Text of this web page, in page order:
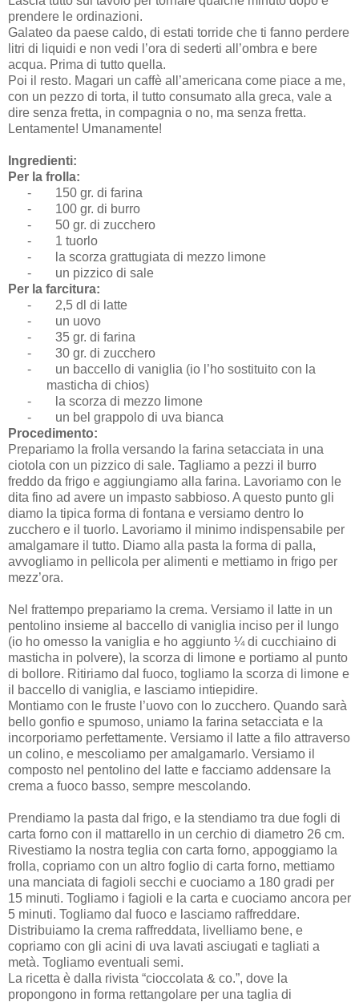
prendere le ordinazioni.
Galateo da paese caldo, di estati torride che ti fanno perdere
litri di liquidi e non vedi l’ora di sederti all’ombra e bere
acqua. Prima di tutto quella.
Poi il resto. Magari un caffè all’americana come piace a me,
con un pezzo di torta, il tutto consumato alla greca, vale a
dire senza fretta, in compagnia o no, ma senza fretta.
Lentamente! Umanamente!
Ingredienti:
Per la frolla:
-
150 gr. di farina
-
100 gr. di burro
-
50 gr. di zucchero
-
1 tuorlo
-
la scorza grattugiata di mezzo limone
-
un pizzico di sale
Per la farcitura:
-
2,5 dl di latte
-
un uovo
-
35 gr. di farina
-
30 gr. di zucchero
-
un baccello di vaniglia (io l’ho sostituito con la
masticha di chios)
-
la scorza di mezzo limone
-
un bel grappolo di uva bianca
Procedimento:
Prepariamo la frolla versando la farina setacciata in una
ciotola con un pizzico di sale. Tagliamo a pezzi il burro
freddo da frigo e aggiungiamo alla farina. Lavoriamo con le
dita fino ad avere un impasto sabbioso. A questo punto gli
diamo la tipica forma di fontana e versiamo dentro lo
zucchero e il tuorlo. Lavoriamo il minimo indispensabile per
amalgamare il tutto. Diamo alla pasta la forma di palla,
avvogliamo in pellicola per alimenti e mettiamo in frigo per
mezz’ora.
Nel frattempo prepariamo la crema. Versiamo il latte in un
pentolino insieme al baccello di vaniglia inciso per il lungo
(io ho omesso la vaniglia e ho aggiunto ¼ di cucchiaino di
masticha in polvere), la scorza di limone e portiamo al punto
di bollore. Ritiriamo dal fuoco, togliamo la scorza di limone e
il baccello di vaniglia, e lasciamo intiepidire.
Montiamo con le fruste l’uovo con lo zucchero. Quando sarà
bello gonfio e spumoso, uniamo la farina setacciata e la
incorporiamo perfettamente. Versiamo il latte a filo attraverso
un colino, e mescoliamo per amalgamarlo. Versiamo il
composto nel pentolino del latte e facciamo addensare la
crema a fuoco basso, sempre mescolando.
Prendiamo la pasta dal frigo, e la stendiamo tra due fogli di
carta forno con il mattarello in un cerchio di diametro 26 cm.
Rivestiamo la nostra teglia con carta forno, appoggiamo la
frolla, copriamo con un altro foglio di carta forno, mettiamo
una manciata di fagioli secchi e cuociamo a 180 gradi per
15 minuti. Togliamo i fagioli e la carta e cuociamo ancora per
5 minuti. Togliamo dal fuoco e lasciamo raffreddare.
Distribuiamo la crema raffreddata, livelliamo bene, e
copriamo con gli acini di uva lavati asciugati e tagliati a
metà. Togliamo eventuali semi.
La ricetta è dalla rivista “cioccolata & co.”, dove la
propongono in forma rettangolare per una taglia di